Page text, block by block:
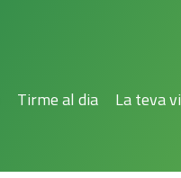
Tirme al dia La teva